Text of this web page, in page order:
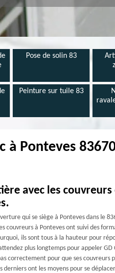
Pose de solin 83
Peinture sur tuile 83
à Ponteves
avec les couvreurs
qui se siège à Ponteves dans le
couvreurs à Ponteves ont suivi des
ils sont tous à la hauteur pour
plus longtemps pour appeler GD
correctement pour que ses couvreurs
ont les moyens pour se